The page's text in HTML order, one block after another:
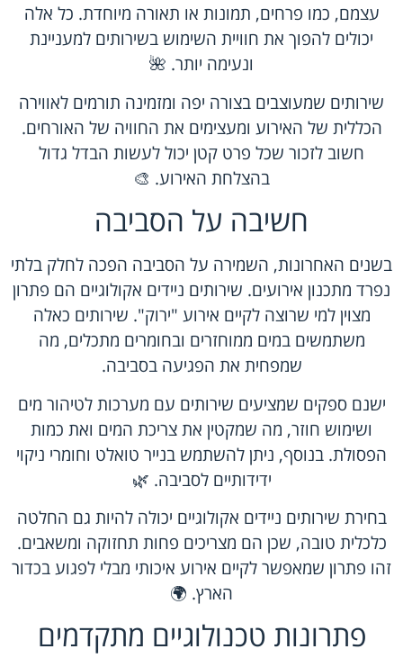
עצמם, כמו פרחים, תמונות או תאורה מיוחדת. כל אלה
יכולים להפוך את חוויית השימוש בשירותים למעניינת
ונעימה יותר. 🌺
שירותים שמעוצבים בצורה יפה ומזמינה תורמים לאווירה
הכללית של האירוע ומעצימים את החוויה של האורחים.
חשוב לזכור שכל פרט קטן יכול לעשות הבדל גדול
בהצלחת האירוע. 🎨
חשיבה על הסביבה
בשנים האחרונות, השמירה על הסביבה הפכה לחלק בלתי
נפרד מתכנון אירועים. שירותים ניידים אקולוגיים הם פתרון
מצוין למי שרוצה לקיים אירוע "ירוק". שירותים כאלה
משתמשים במים ממוחזרים ובחומרים מתכלים, מה
שמפחית את הפגיעה בסביבה.
ישנם ספקים שמציעים שירותים עם מערכות לטיהור מים
ושימוש חוזר, מה שמקטין את צריכת המים ואת כמות
הפסולת. בנוסף, ניתן להשתמש בנייר טואלט וחומרי ניקוי
ידידותיים לסביבה. 🌿
בחירת שירותים ניידים אקולוגיים יכולה להיות גם החלטה
כלכלית טובה, שכן הם מצריכים פחות תחזוקה ומשאבים.
זהו פתרון שמאפשר לקיים אירוע איכותי מבלי לפגוע בכדור
הארץ. 🌍
פתרונות טכנולוגיים מתקדמים